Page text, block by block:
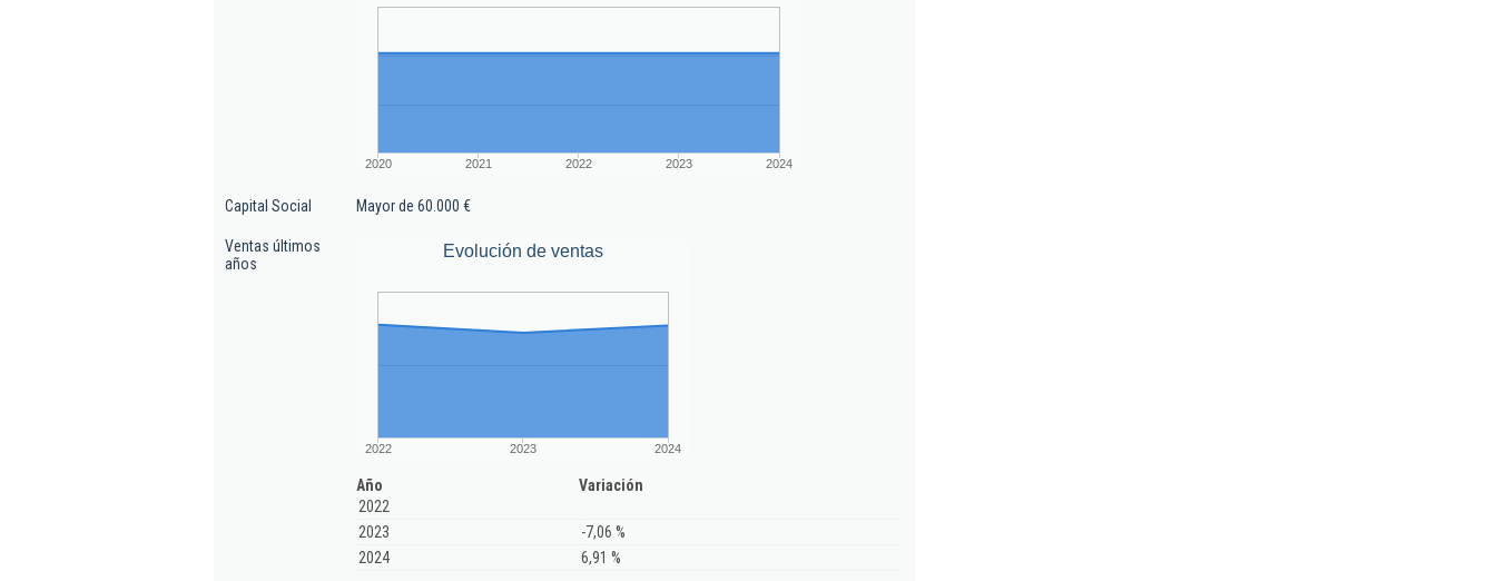
2020 2021 2022 2023 2024
Capital Social Mayor de 60.000 €
Ventas últimos
años
Evolución de ventas
2022 2023 2024
Año
Variación
2022
2023
-7,06 %
2024
6,91 %